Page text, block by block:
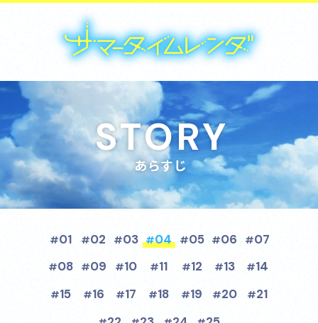
STORY
あらすじ
01 02 03 04 05 06
07
08
09 10 11 12 13
14
15
16 17 18 19 20
21